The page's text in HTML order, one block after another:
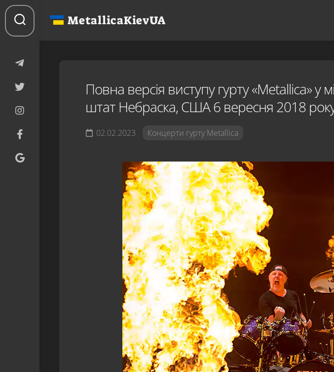
Перейти
до
вмісту
MetallicaKievUA
Повна версія виступу гурту «Metallica» у
штат Небраска, США 6 вересня 2018
02.02.2023 Концерти гурту Metallica